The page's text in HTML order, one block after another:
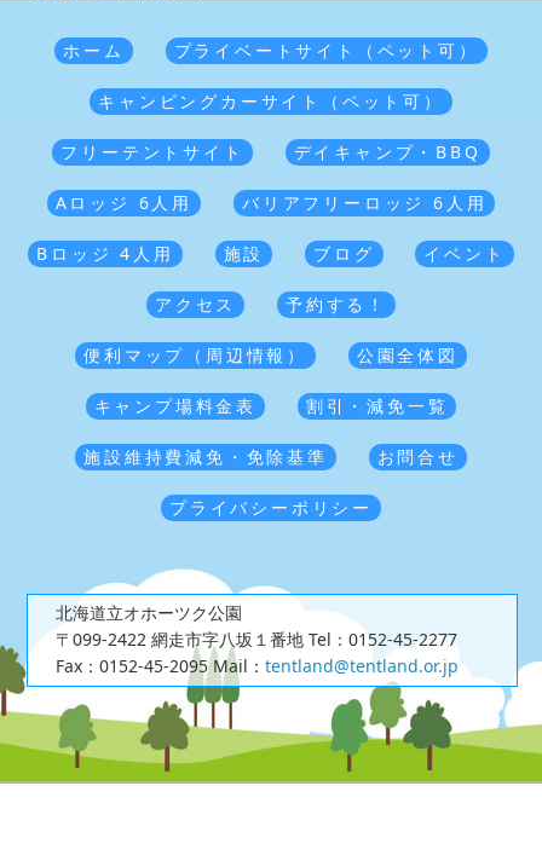
ホーム プライベートサイト（ペット可）
キャンピングカーサイト（ペット可）
フリーテントサイト デイキャンプ・BBQ
Aロッジ 6人用 バリアフリーロッジ 6人用
Bロッジ 4人用 施設 ブログ イベント
アクセス 予約する！
便利マップ（周辺情報） 公園全体図
キャンプ場料金表 割引・減免一覧
施設維持費減免・免除基準 お問合せ
プライバシーポリシー
北海道立オホーツク公園
〒099-2422 網走市字八坂１番地 Tel：0152-45-2277
Fax：0152-45-2095Mail： tentland@tentland.or.jp